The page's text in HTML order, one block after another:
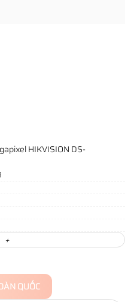
HIKVISION DS-
+
QUỐC